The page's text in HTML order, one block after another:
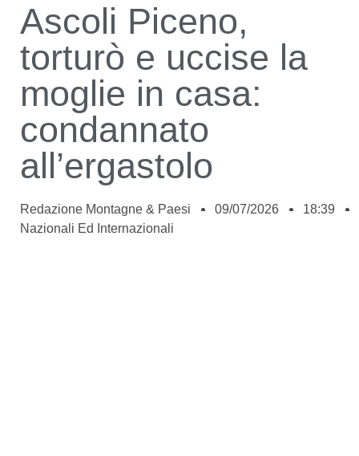
Ascoli Piceno,
torturò e uccise la
moglie in casa:
condannato
all’ergastolo
Redazione Montagne & Paesi 09/07/2026
18:39
Nazionali Ed Internazionali